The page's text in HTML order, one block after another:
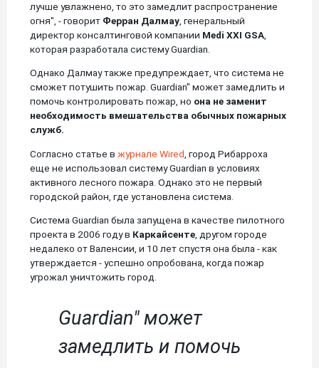
лучше увлажнено, то это замедлит распространение
огня", - говорит Ферран Далмау , генеральный
директор консалтинговой компании Medi XXI GSA
которая разработала систему Guardian.
Однако Далмау также предупреждает, что система не
сможет потушить пожар. Guardian" может замедлить и
помочь контролировать пожар, но она не заменит
необходимость вмешательства обычных пожарных
служб.
Согласно статье в журнале Wired , город Рибарроха
еще не использовал систему Guardian в условиях
активного лесного пожара. Однако это не первый
городской район, где установлена система.
Система Guardian была запущена в качестве пилотного
проекта в 2006 году в Каркайсенте, другом городе
недалеко от Валенсии, и 10 лет спустя она была - как
утверждается - успешно опробована, когда пожар
угрожал уничтожить город.
Guardian" может
замедлить и помочь